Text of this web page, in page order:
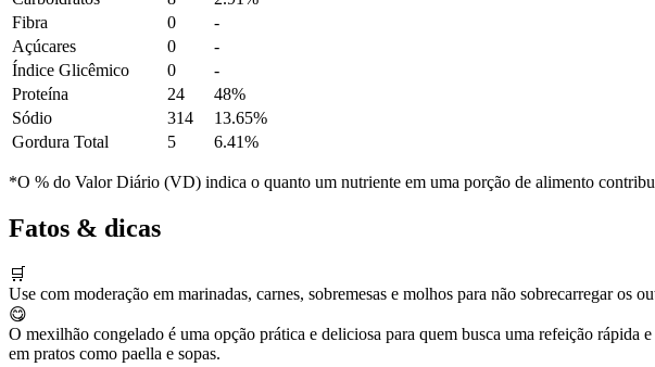
Fibra
0
-
Açúcares
0
-
Índice Glicêmico
0
-
Proteína
24
48%
Sódio
314
13.65%
Gordura Total
5 6.41%
*O % do Valor Diário (VD) indica o quanto um nutriente em uma porção de alimento
Fatos & dicas
🛒
Use com moderação em marinadas, carnes, sobremesas e molhos para não sobrecarregar os
😋
O mexilhão congelado é uma opção prática e deliciosa para quem busca uma refeição
em pratos como paella e sopas.